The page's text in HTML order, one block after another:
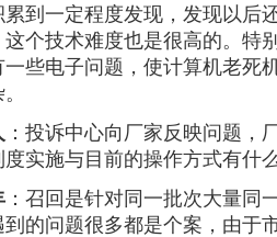
累到一定程度发现，发现以后
个技术难度也是很高的。特
些电子问题，使计算机老死
：投诉中心向厂家反映问题，
度实施与目前的操作方式有什
：召回是针对同一批次大量同
到的问题很多都是个案，由于